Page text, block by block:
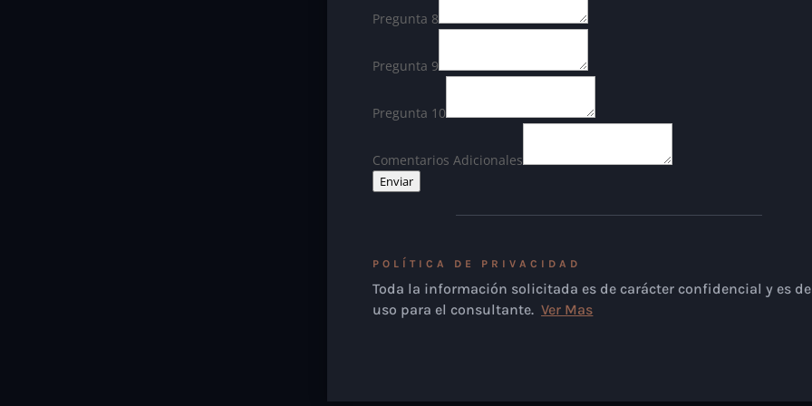
Pregunta 8
Pregunta 9
Pregunta 10
Comentarios Adicionales
Enviar
POLÍTICA DE PRIVACIDAD
Toda la información solicitada es de carácter confidencial y es
uso para el consultante.Ver Mas